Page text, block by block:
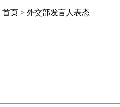
首页 > 外交部发言人表态